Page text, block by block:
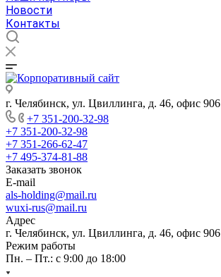
Новости
Контакты
г. Челябинск, ул. Цвиллинга, д. 46, офис 906
+7 351-200-32-98
+7 351-200-32-98
+7 351-266-62-47
+7 495-374-81-88
Заказать звонок
E-mail
als-holding@mail.ru
wuxi-rus@mail.ru
Адрес
г. Челябинск, ул. Цвиллинга, д. 46, офис 906
Режим работы
Пн. – Пт.: с 9:00 до 18:00